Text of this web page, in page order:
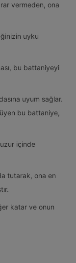
vermeden, ona
uyku
bu battaniyeyi
uyum sağlar.
bu battaniye,
içinde
tutarak, ona en
katar ve onun